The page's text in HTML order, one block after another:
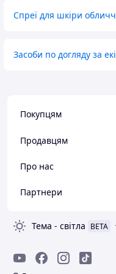
Спреї для шкіри
Засоби по догляду за
Покупцям
Продавцям
Про нас
Партнери
Тема - світла BETA